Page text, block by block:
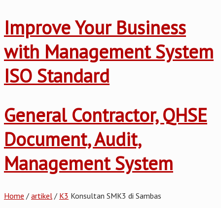
Improve Your Business
with Management System
ISO Standard
General Contractor, QHSE
Document, Audit,
Management System
Home / artikel / K3 Konsultan SMK3 di Sambas